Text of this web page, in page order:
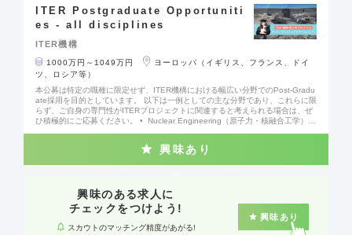
ITER Postgraduate Opportuniti
es - all disciplines
ITER機構
1000万円～1049万円
ヨーロッパ（イギリス、フランス、ドイ
ツ、ロシア等）
本公募は特定の職種に限定せず、ITER機構における幅広い分野でのPost-Gradu
ate採用を目的としています。 以下は一例としての主な分野であり、これらに限
らず、ご自身の専門性がITERプロジェクトに関連すると考えられる場合は、ぜ
ひ積極的にご応募ください。 • Nuclear Engineering（原子力・核融合工学）
ocess Engineering（プロセスエンジニアリング） • Information Technology
興味あり
興味のある求人に
チェックをつけよう!
スカウトのマッチング精度があがる!
興味あり